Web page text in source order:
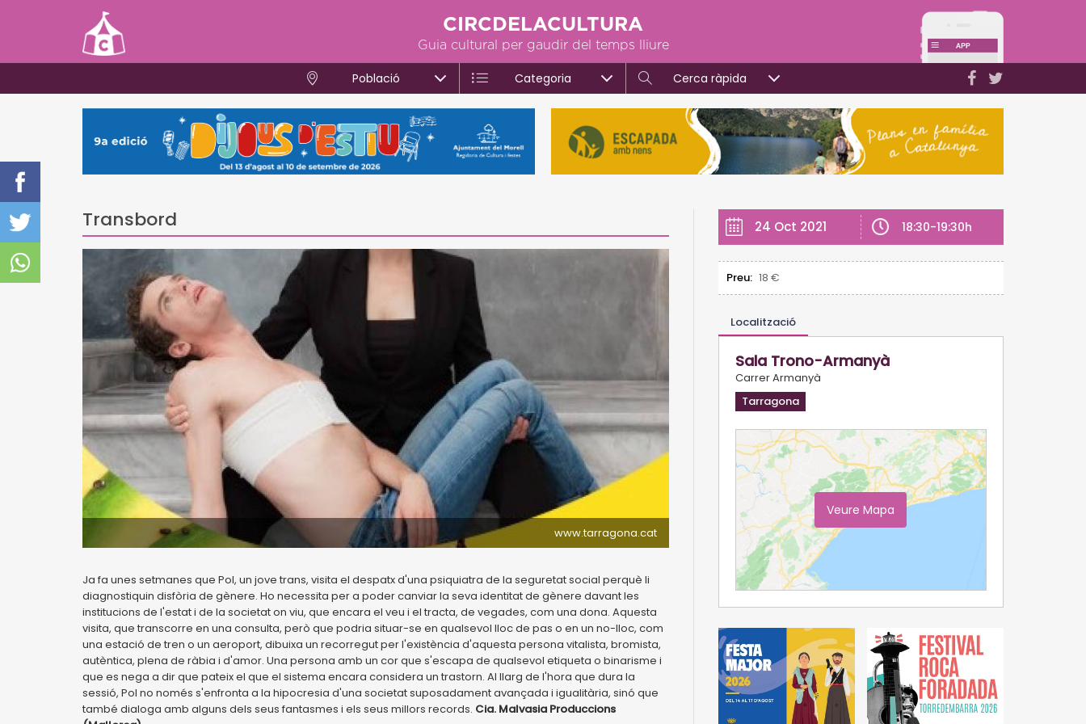
CIRCDELACULTURA
Guia cultural per gaudir del temps lliure
Població Categoria Cerca ràpida
Transbord
www.tarragona.cat
Ja fa unes setmanes que Pol, un jove trans, visita el despatx d'una psiquiatra de la seguretat social perquè li
diagnostiquin disfòria de gènere. Ho necessita per a poder canviar la seva identitat de gènere davant les
institucions de l'estat i de la societat on viu, que encara el veu i el tracta, de vegades, com una dona. Aquesta
visita, que transcorre en una consulta, però que podria situar-se en qualsevol lloc de pas o en un no-lloc, com
una estació de tren o un aeroport, dibuixa un recorregut per l'existència d'aquesta persona vitalista, bromista,
autèntica, plena de ràbia i d'amor. Una persona amb un cor que s'escapa de qualsevol etiqueta o binarisme i
que es nega a dir que pateix el que el sistema encara considera un trastorn. Al llarg de l'hora que dura la
sessió, Pol no només s'enfronta a la hipocresia d'una societat suposadament avançada i igualitària, sinó que
també dialoga amb alguns dels seus fantasmes i els seus millors records. Cia. Malvasia Produccions
24 Oct 2021 18:30-19:30h
Preu: 18 €
Localització
Sala Trono-Armanyà
Carrer Armanyà
Tarragona
Veure Mapa